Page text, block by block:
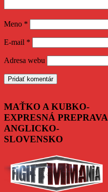
Meno *
E-mail *
Adresa webu
MAŤKO A KUBKO-
EXPRESNÁ PREPRAVA
ANGLICKO-
SLOVENSKO